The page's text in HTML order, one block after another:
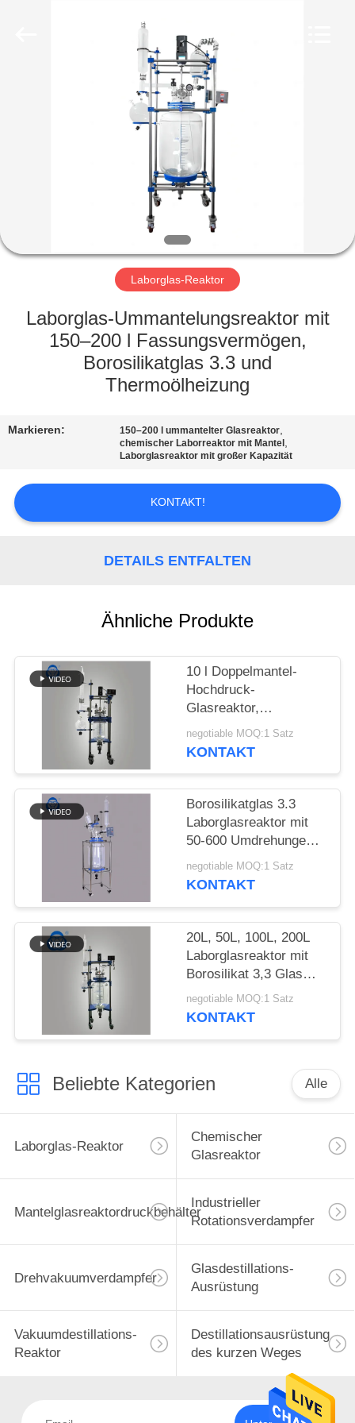
FABRIK-
QUALITÄTSKONTROLLE
MIT
IN
VERBINDUNG
NACHRICHTEN
FORDERN
EIN
ZITAT
SITEMAP
DATENSCHUTZRICHTLINIE
Laborglas-Reaktor
Laborglas-Ummantelungsreaktor mit
150–200 l Fassungsvermögen,
Borosilikatglas 3.3 und
Thermoölheizung
Markieren: 150–200 l ummantelter Glasreaktor,
chemischer Laborreaktor mit Mantel ,
Laborglasreaktor mit großer Kapazität
KONTAKT!
DETAILS ENTFALTEN
Ähnliche Produkte
10 l Doppelmantel-
Hochdruck-
Glasreaktor,
chemischer Reaktor,
halbautomatisch
negotiable MOQ:1 Satz
KONTAKT
Borosilikatglas 3.3
Laborglasreaktor mit
50-600 Umdrehungen
pro Minute und Vakuum
von 0,098 MPa für
negotiable MOQ:1 Satz
KONTAKT
20L, 50L, 100L, 200L
Laborglasreaktor mit
Borosilikat 3,3 Glas
und 304
Edelstahlrahmen zur
negotiable MOQ:1 Satz
KONTAKT
Beliebte Kategorien Alle
Laborglas-Reaktor
Chemischer
Glasreaktor
Mantelglasreaktordruckbehälter
Industrieller
Rotationsverdampfer
Drehvakuumverdampfer
Glasdestillations-
Ausrüstung
Vakuumdestillations-
Reaktor
Destillationsausrüstung
des kurzen Weges